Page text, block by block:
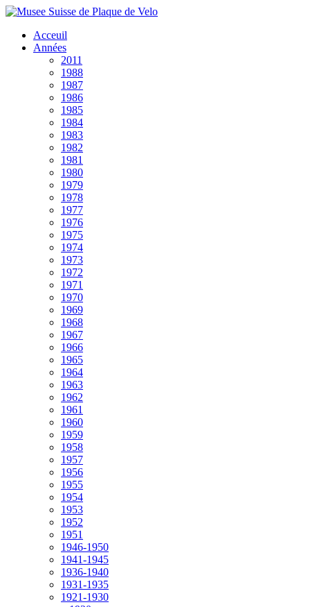
Acceuil
Années
2011
1988
1987
1986
1985
1984
1983
1982
1981
1980
1979
1978
1977
1976
1975
1974
1973
1972
1971
1970
1969
1968
1967
1966
1965
1964
1963
1962
1961
1960
1959
1958
1957
1956
1955
1954
1953
1952
1951
1946-1950
1941-1945
1936-1940
1931-1935
1921-1930